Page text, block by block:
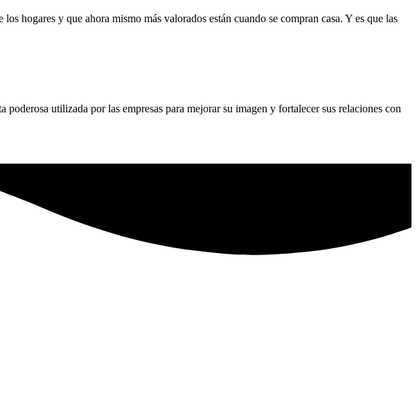
hogares y que ahora mismo más valorados están cuando se compran casa. Y es que las
utilizada por las empresas para mejorar su imagen y fortalecer sus relaciones con